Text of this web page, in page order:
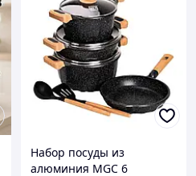
Набор посуды из
алюминия MGC 6